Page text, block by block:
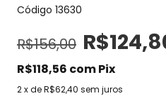
Código 13630
R$156,00
R$118,56 comPix
2x deR$62,40 sem juros